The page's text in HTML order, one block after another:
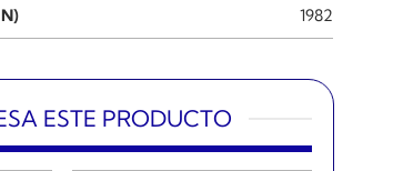
1982
ESTE PRODUCTO